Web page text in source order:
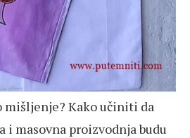
Kako učiniti da
masovna proizvodnja budu